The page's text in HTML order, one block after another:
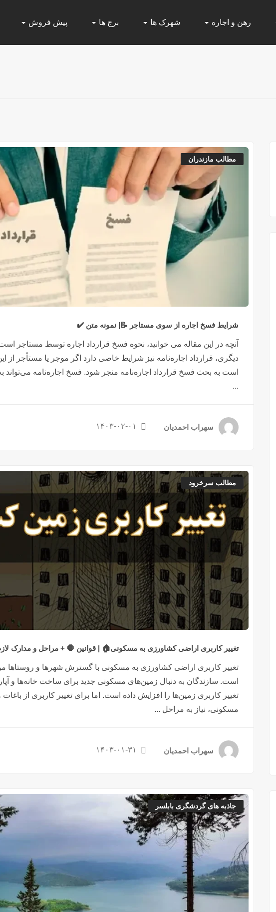
رهن و اجاره شهرک ها برج ها پیش فروش
مطالب مازندران
شرایط فسخ اجاره از سوی مستاجر 📝| نمونه متن ✔️
آنچه در این مقاله می خوانید، نحوه فسخ قرارداد اجاره توسط مستاجر
دیگری، قرارداد اجاره‌نامه نیز شرایط خاصی دارد اگر موجر یا مستأجر از
است به بحث فسخ قرارداد اجاره‌نامه منجر شود. فسخ اجاره‌نامه می‌تواند
...
سهراب احمدیان ۱۴۰۳-۰۲-۰۱
مطالب سرخرود
تغییر کاربری اراضی کشاورزی به مسکونی🏠 | قوانین 🛑 + مراحل و مدارک
تغییر کاربری اراضی کشاورزی به مسکونی با گسترش شهرها و روستاها
است. سازندگان به دنبال زمین‌های مسکونی جدید برای ساخت خانه‌ها و
تغییر کاربری زمین‌ها را افزایش داده است. اما برای تغییر کاربری از
مسکونی، نیاز به مراحل ...
سهراب احمدیان ۱۴۰۳-۰۱-۳۱
جاذبه های گردشگری بابلسر